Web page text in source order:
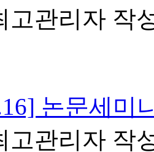
고관리자 작
논문세미
고관리자 작